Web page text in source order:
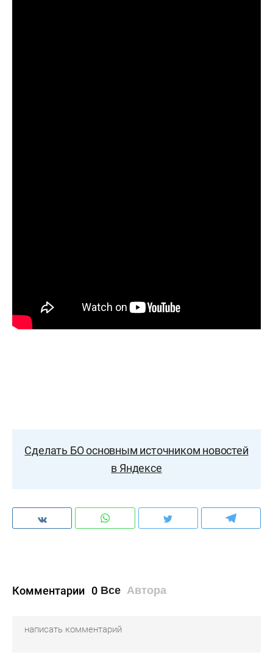
Сделать БО основным источником новостей
в Яндексе
Комментарии 0 Все Автора